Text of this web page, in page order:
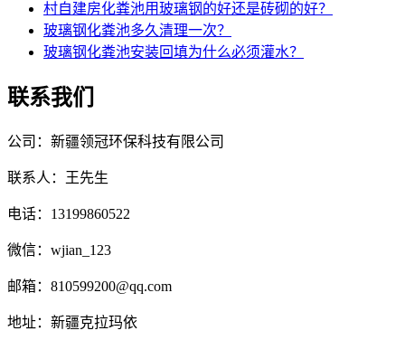
村自建房化粪池用玻璃钢的好还是砖砌的好？
玻璃钢化粪池多久清理一次？
玻璃钢化粪池安装回填为什么必须灌水？
联系我们
公司：新疆领冠环保科技有限公司
联系人：王先生
电话：13199860522
微信：wjian_123
邮箱：810599200@qq.com
地址：新疆克拉玛依